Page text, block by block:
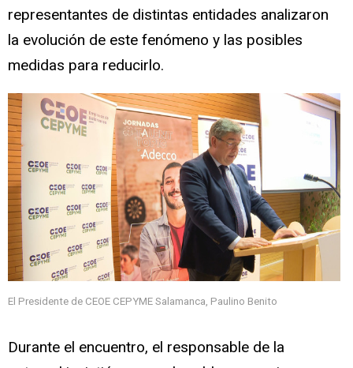
representantes de distintas entidades analizaron
la evolución de este fenómeno y las posibles
medidas para reducirlo.
El Presidente de CEOE CEPYME Salamanca, Paulino Benito
Durante el encuentro, el responsable de la